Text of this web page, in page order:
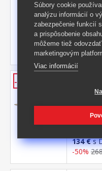
farebné
výška
Kód
40,50 €
-54%
-50%
doska
Kód
134 €s
-50%
Súbory cookie
analýzu informácií o
zabezpečenie funkcií
a prispôsobenie
môžeme tiež
marketingovým
Viac informácií